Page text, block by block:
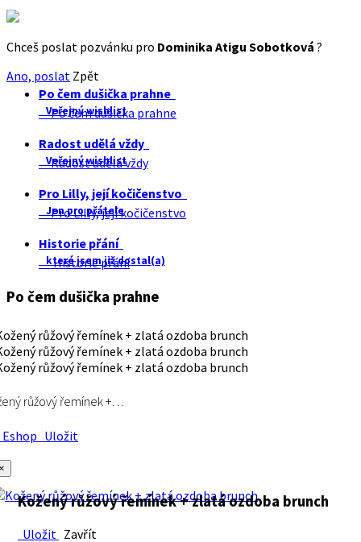
Chceš poslat pozvánku pro Dominika Atigu Sobotková ?
Ano, poslat Zpět
Po čem dušička prahne
Veřejný wishlist
Po čem dušička prahne
Radost udělá vždy
Veřejný wishlist
Radost udělá vždy
Pro Lilly, její kočičenstvo
Jen pro přátele
Pro Lilly, její kočičenstvo
Historie přání
které jsem již dostal(a)
Historie přání
Po čem dušička prahne
růžový řemínek +…
Uložit
Kožený růžový řemínek + zlatá ozdoba brunch
Uložit Zavřít